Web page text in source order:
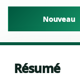
Nouveau
Résumé